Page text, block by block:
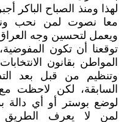
لهذا ومنذ الصباح
معا نصوت لمن نحب
ويعمل لتحسين وجه
توقعنا أن تكون
المواطن بقانون
وتنظيم من قبل بعد
السابقة، لكن لاحظت
لوضع بوستر أو أي دالة
لمن لا يعرف الطريق